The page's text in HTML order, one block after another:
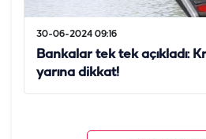
30-06-2024 09:16
Bankalar tek tek açıkladı:
yarına dikkat!